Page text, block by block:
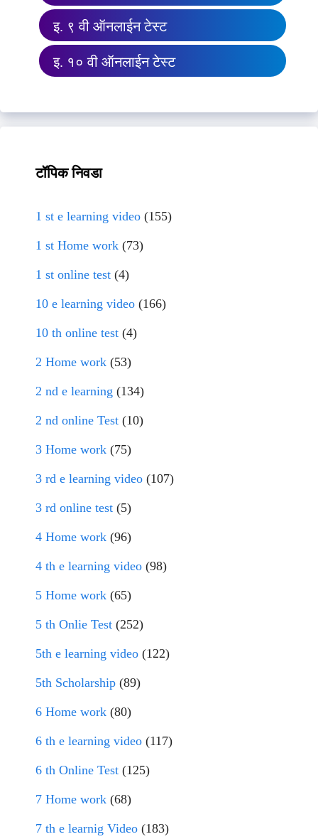
इ. ९ वी ऑनलाईन टेस्ट
इ. १० वी ऑनलाईन टेस्ट
टॉपिक निवडा
1 st e learning video (155)
1 st Home work (73)
1 st online test (4)
10 e learning video (166)
10 th online test (4)
2 Home work (53)
2 nd e learning (134)
2 nd online Test (10)
3 Home work (75)
3 rd e learning video (107)
3 rd online test (5)
4 Home work (96)
4 th e learning video (98)
5 Home work (65)
5 th Onlie Test (252)
5th e learning video (122)
5th Scholarship (89)
6 Home work (80)
6 th e learning video (117)
6 th Online Test (125)
7 Home work (68)
7 th e learnig Video (183)